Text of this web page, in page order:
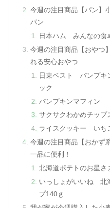
今週の注目商品【パン】
パン
日本ハム みんなの食
今週の注目商品【おやつ
れる安心おやつ
日東ベスト パンプキ
ック
パンプキンマフィン
サクサクわかめチッ
ライスクッキー いち
今週の注目商品【おかず
一品に便利！
北海道ポテトのお星
いっしょがいいね 北
プ140ｇ